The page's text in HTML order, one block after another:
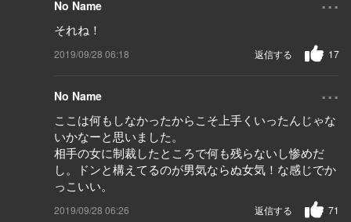
No Name
それね！
2019/09/28 06:18 17
返信する
No Name ...
ここは何もしなかったからこそ上手くいったんじゃな
いかなーと思いました。
相手の女に制裁したところで何も残らないし惨めだ
し。ドンと構えてるのが男気ならぬ女気！な感じでか
っこいい。
2019/09/28 06:26 71
返信する